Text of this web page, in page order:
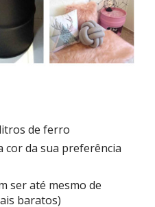
de ferro
cor da sua preferência
ser até mesmo de
baratos)